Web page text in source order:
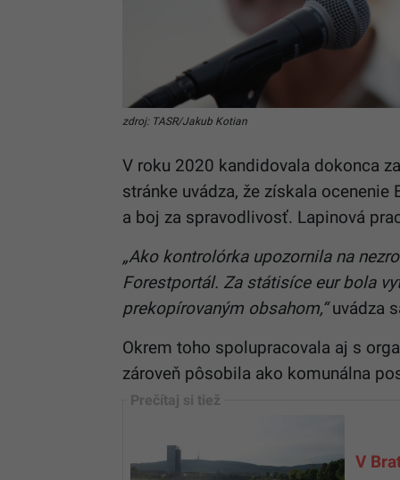
zdroj: TASR/Jakub Kotian
V roku 2020 kandidovala dokonca
stránke uvádza, že získala ocenenie
a boj za spravodlivosť. Lapinová
„Ako kontrolórka upozornila na
Forestportál. Za státisíce eur bola
prekopírovaným obsahom,“uvádza
Okrem toho spolupracovala aj s
zároveň pôsobila ako komunálna
V